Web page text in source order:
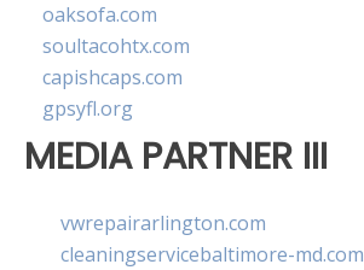
oaksofa.com
soultacohtx.com
capishcaps.com
gpsyfl.org
MEDIA PARTNER III
vwrepairarlington.com
cleaningservicebaltimore-md.com